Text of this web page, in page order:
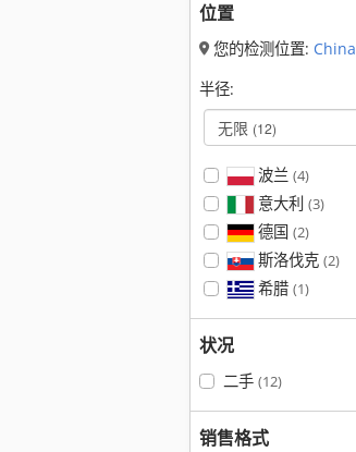
位置
您的检测位置: China
半径:
无限 (12)
波兰 (4)
意大利 (3)
德国 (2)
斯洛伐克 (2)
希腊 (1)
状况
二手 (12)
销售格式